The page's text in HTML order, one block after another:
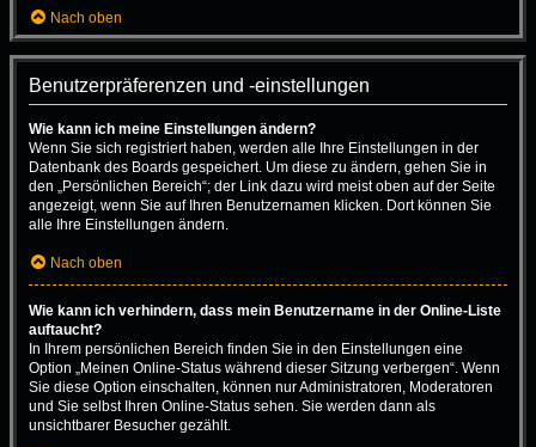
Nach oben
Benutzerpräferenzen und -einstellungen
Wie kann ich meine Einstellungen ändern?
Wenn Sie sich registriert haben, werden alle Ihre Einstellungen in der
Datenbank des Boards gespeichert. Um diese zu ändern, gehen Sie in
den „Persönlichen Bereich“; der Link dazu wird meist oben auf der Seite
angezeigt, wenn Sie auf Ihren Benutzernamen klicken. Dort können Sie
alle Ihre Einstellungen ändern.
Nach oben
Wie kann ich verhindern, dass mein Benutzername in der Online-Liste
auftaucht?
In Ihrem persönlichen Bereich finden Sie in den Einstellungen eine
Option „Meinen Online-Status während dieser Sitzung verbergen“. Wenn
Sie diese Option einschalten, können nur Administratoren, Moderatoren
und Sie selbst Ihren Online-Status sehen. Sie werden dann als
unsichtbarer Besucher gezählt.